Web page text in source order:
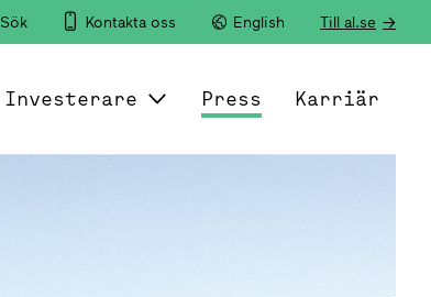
Sök Kontakta oss English Till al.se
Investerare Press Karriär